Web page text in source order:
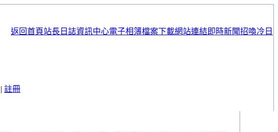
返回首頁站長日誌資訊中心電子相簿檔案下載網站連結即時新聞招喚冷日
| 註冊